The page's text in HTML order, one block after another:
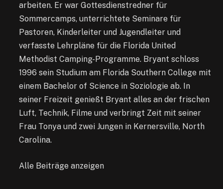
arbeiten. Er war Gottesdienstredner für
Sommercamps, unterrichtete Seminare für
Pastoren, Kinderleiter und Jugendleiter und
verfasste Lehrpläne für die Florida United
Methodist Camping-Programme. Bryant schloss
1996 sein Studium am Florida Southern College mit
einem Bachelor of Science in Soziologie ab. In
seiner Freizeit genießt Bryant alles an der frischen
Luft, Technik, Filme und verbringt Zeit mit seiner
Frau Tonya und zwei Jungen in Kernersville, North
Carolina.
Alle Beiträge anzeigen